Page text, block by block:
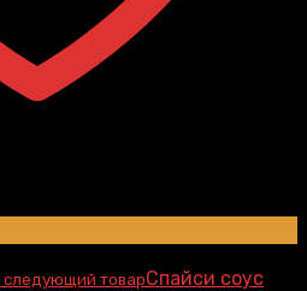
следующий товарСпайси соус